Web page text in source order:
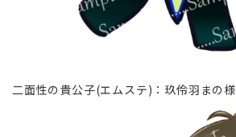
二面性の貴公子(エムステ)∶玖伶羽まの様